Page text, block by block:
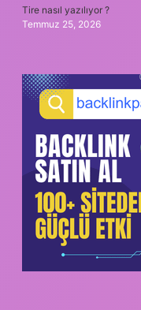
Tire nasıl yazılıyor ?
Temmuz 25, 2026